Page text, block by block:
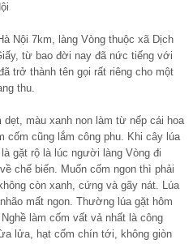
Nội 7km, làng Vòng thuộc xã Dịch
từ bao đời nay đã nức tiếng với
trở thành tên gọi rất riêng cho một
thu.
màu xanh non làm từ nếp cái hoa
cốm cũng lắm công phu. Khi cây lúa
gặt rộ là lúc người làng Vòng đi
chế biến. Muốn cốm ngon thì phải
còn xanh, cứng và gãy nát. Lúa
mất ngon. Thường lúa gặt hôm
làm cốm vất vả nhất là công
lửa, hạt cốm chín tới, không giòn